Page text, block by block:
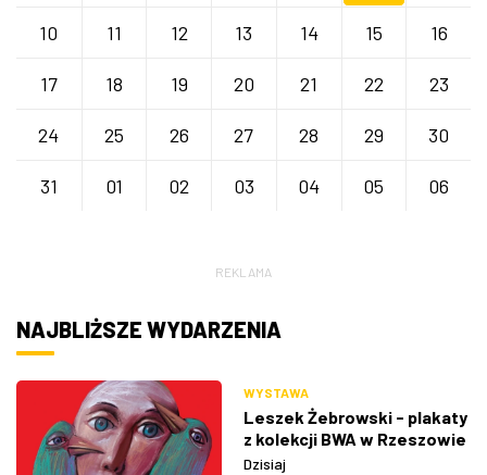
10 11 12 13 14 15 16
17 18 19 20 21 22 23
24 25 26 27 28 29 30
31 01 02 03 04 05 06
REKLAMA
NAJBLIŻSZE WYDARZENIA
WYSTAWA
Leszek Żebrowski - plakaty
z kolekcji BWA w Rzeszowie
Dzisiaj